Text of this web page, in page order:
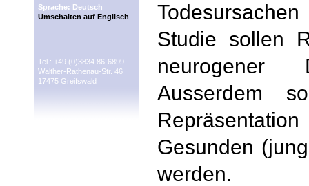
Sprache: Deutsch
Umschalten auf Englisch
Tel.: +49 (0)3834 86-6899
Walther-Rathenau-Str. 46
17475 Greifswald
Studie sollen
neurogener
Ausserdem
Gesunden
werden.